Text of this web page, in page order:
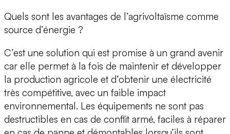
Quels sont les avantages de l’agrivoltaïsme comme
source d’énergie ?
C’est une solution qui est promise à un grand avenir
car elle permet à la fois de maintenir et développer
la production agricole et d’obtenir une électricité
très compétitive, avec un faible impact
environnemental. Les équipements ne sont pas
destructibles en cas de conflit armé, faciles à réparer